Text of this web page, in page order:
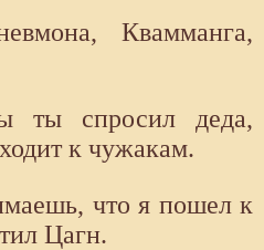
Квамманга,
ты спросил деда,
к чужакам.
что я пошел к
Цагн.